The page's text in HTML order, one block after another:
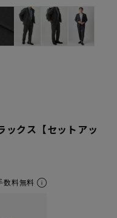
ックス【セットアッ
数料無料